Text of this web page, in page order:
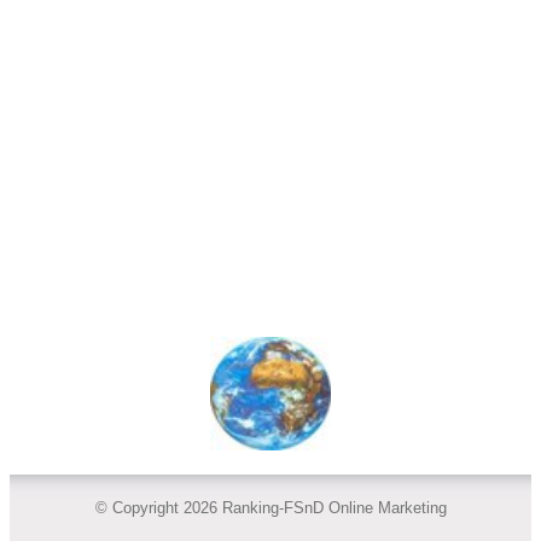
© Copyright 2026 Ranking-FSnD Online Marketing